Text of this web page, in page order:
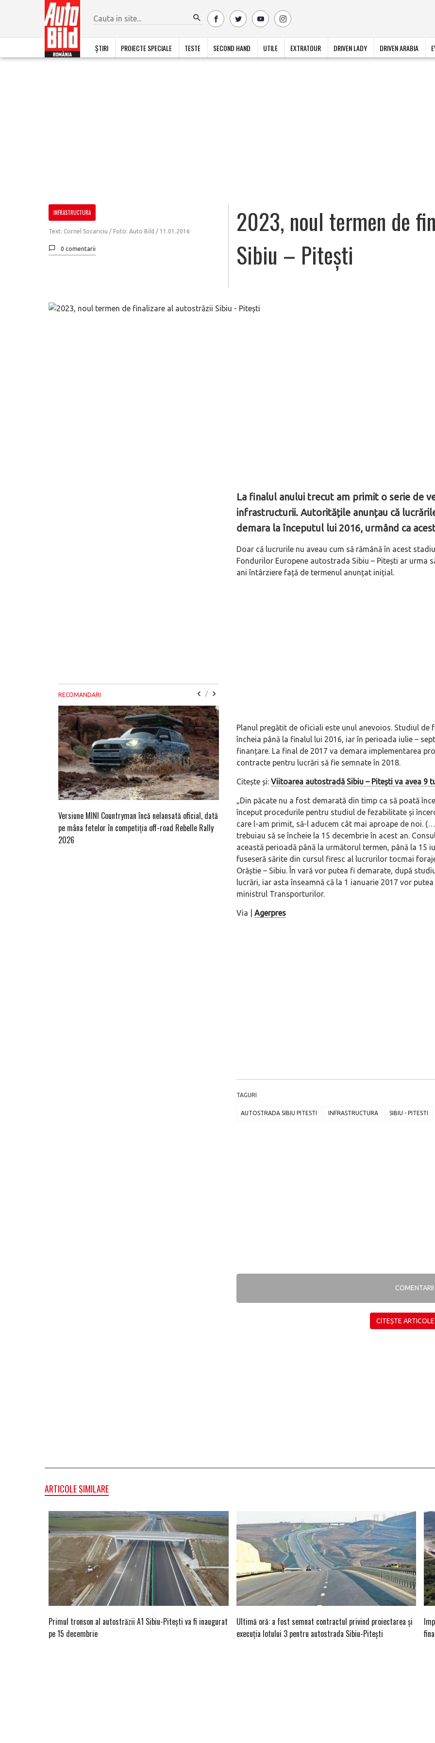
ȘTIRI PROIECTE SPECIALE TESTE SECOND HAND UTILE EXTRATOUR DRIVEN LADY DRIVEN ARABIA
INFRASTRUCTURA
Text: Cornel Socariciu / Foto: Auto Bild / 11.01.2016
0 comentarii
2023, noul termen de
Sibiu – Pitești
La finalul anului trecut am primit o serie de
infrastructurii. Autoritățile anunțau că
demara la începutul lui 2016, urmând ca
Doar că lucrurile nu aveau cum să rămână în acest
Fondurilor Europene autostrada Sibiu – Pitești ar urma
ani întârziere față de termenul anunțat inițial.
Planul pregătit de oficiali este unul anevoios. Studiul de
încheia până la finalul lui 2016, iar în perioada iulie –
finanțare. La final de 2017 va demara implementarea
contracte pentru lucrări să fie semnate în 2018.
Citește și: Viitoarea autostradă Sibiu – Pitești va avea 9
„Din păcate nu a fost demarată din timp ca să poată
început procedurile pentru studiul de fezabilitate și
care l-am primit, să-l aducem cât mai aproape de noi.
trebuiau să se încheie la 15 decembrie în acest an.
această perioadă până la următorul termen, până la 15
fuseseră sărite din cursul firesc al lucrurilor tocmai
Orăștie – Sibiu. În vară vor putea fi demarate, după
lucrări, iar asta înseamnă că la 1 ianuarie 2017 vor
ministrul Transporturilor.
Via | Agerpres
TAGURI
AUTOSTRADA SIBIU PITESTI INFRASTRUCTURA SIBIU - PITESTI
COMENTARII
CITEȘTE
RECOMANDARI /
Versiune MINI Countryman încă nelansată oficial, dată
pe mâna fetelor în competiția off-road Rebelle Rally
2026
Pentru cine știe ceva avioane, numele Hennessey
Blackbird va suna ca un apropo. Unul pertinent, de
altfel!
Prima sportivă
de noua ediție
60° Hommage
ARTICOLE SIMILARE
Primul tronson al autostrăzii A1 Sibiu-Pitești va fi inaugurat
pe 15 decembrie
Ultimă oră: a fost semnat contractul privind proiectarea și
execuția lotului 3 pentru autostrada Sibiu-Pitești